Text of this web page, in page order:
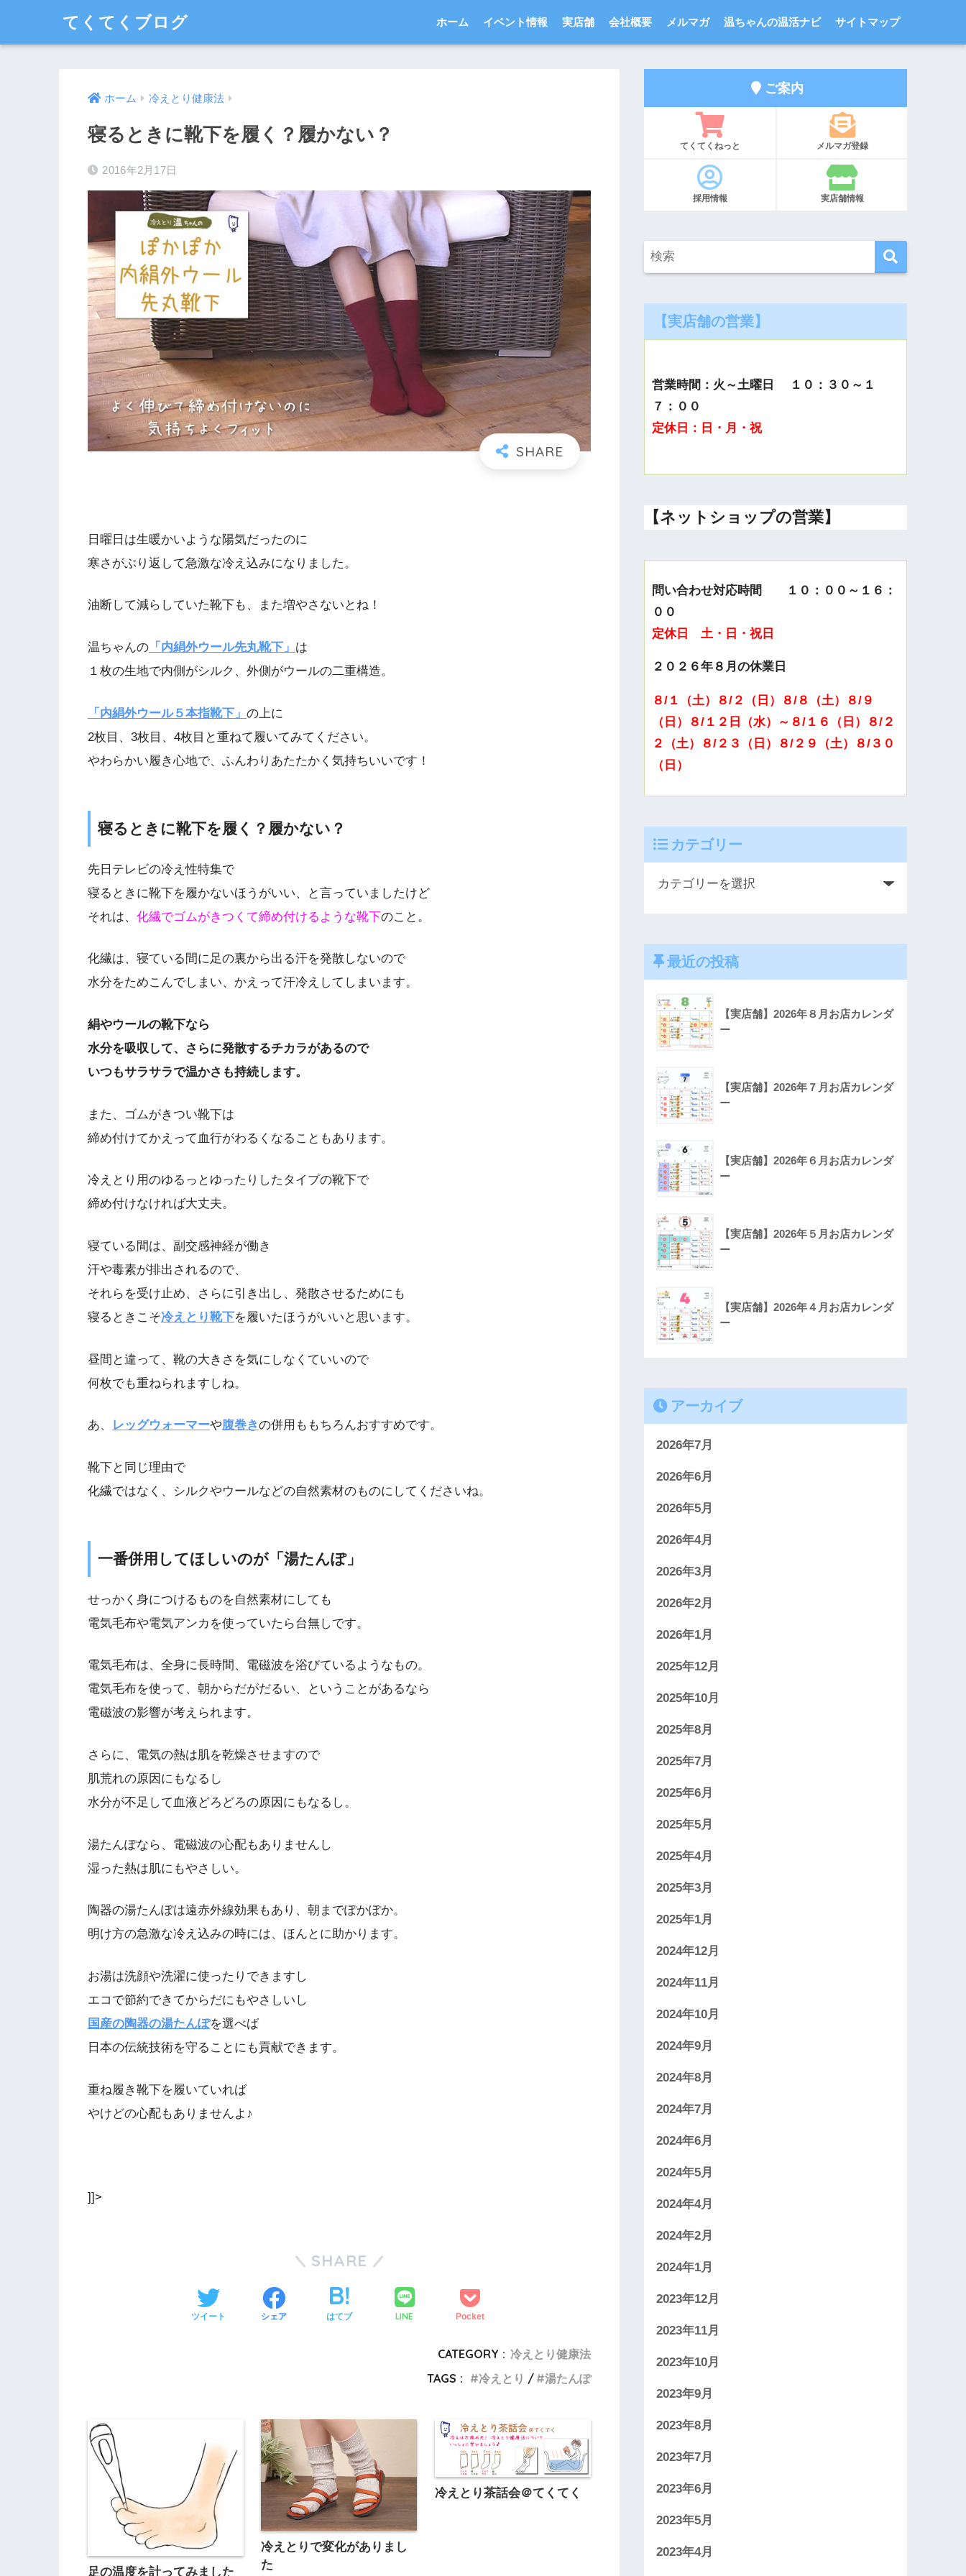
てくてくブログ ホーム イベント情報 実店舗 会社概要 メルマガ 温ちゃんの温活ナビ サイトマップ
ホーム 冷えとり健康法
寝るときに靴下を履く？履かない？
2016年2月17日
日曜日は生暖かいような陽気だったのに
寒さがぶり返して急激な冷え込みになりました。
油断して減らしていた靴下も、また増やさないとね！
温ちゃんの 「内絹外ウール先丸靴下」 は
１枚の生地で内側がシルク、外側がウールの二重構造。
「内絹外ウール５本指靴下」 の上に
2枚目、3枚目、4枚目と重ねて履いてみてください。
やわらかい履き心地で、ふんわりあたたかく気持ちいいです！
寝るときに靴下を履く？履かない？
先日テレビの冷え性特集で
寝るときに靴下を履かないほうがいい、と言っていましたけど
それは、 化繊でゴムがきつくて締め付けるような靴下のこと。
化繊は、寝ている間に足の裏から出る汗を発散しないので
水分をためこんでしまい、かえって汗冷えしてしまいます。
絹やウールの靴下なら
水分を吸収して、さらに発散するチカラがあるので
いつもサラサラで温かさも持続します。
また、ゴムがきつい靴下は
締め付けてかえって血行がわるくなることもあります。
冷えとり用のゆるっとゆったりしたタイプの靴下で
締め付けなければ大丈夫。
寝ている間は、副交感神経が働き
汗や毒素が排出されるので、
それらを受け止め、さらに引き出し、発散させるためにも
寝るときこそ冷えとり靴下を履いたほうがいいと思います。
昼間と違って、靴の大きさを気にしなくていいので
何枚でも重ねられますしね。
あ、 レッグウォーマーや腹巻きの併用ももちろんおすすめです。
靴下と同じ理由で
化繊ではなく、シルクやウールなどの自然素材のものにしてくださいね。
一番併用してほしいのが「湯たんぽ」
せっかく身につけるものを自然素材にしても
電気毛布や電気アンカを使っていたら台無しです。
電気毛布は、全身に長時間、電磁波を浴びているようなもの。
電気毛布を使って、朝からだがだるい、ということがあるなら
電磁波の影響が考えられます。
さらに、電気の熱は肌を乾燥させますので
肌荒れの原因にもなるし
水分が不足して血液どろどろの原因にもなるし。
湯たんぽなら、電磁波の心配もありませんし
湿った熱は肌にもやさしい。
陶器の湯たんぽは遠赤外線効果もあり、朝までぽかぽか。
明け方の急激な冷え込みの時には、ほんとに助かります。
お湯は洗顔や洗濯に使ったりできますし
エコで節約できてからだにもやさしいし
国産の陶器の湯たんぽを選べば
日本の伝統技術を守ることにも貢献できます。
重ね履き靴下を履いていれば
やけどの心配もありませんよ♪
]]>
SHARE
ツイート シェア はてブ LINE Pocket
CATEGORY : 冷えとり健康法
TAGS :
冷えとり 湯たんぽ
足の温度を計ってみました
冷えとりで変化がありまし
た
冷えとり茶話会＠てくてく
ご案内
てくてくねっと メルマガ登録
採用情報 実店舗情報
【実店舗の営業】
営業時間：火～土曜日 １０：３０～１
７：００
定休日：日・月・祝
【ネットショップの営業】
問い合わせ対応時間 １０：００～１６：
００
定休日 土・日・祝日
２０２６年８月の休業日
８/１（土）８/２（日）８/８（土）８/９
（日）８/１２日（水）～８/１６（日）８/２
２（土）８/２３（日）８/２９（土）８/３０
（日）
カテゴリー
最近の投稿
【実店舗】2026年８月お店カレンダ
ー
【実店舗】2026年７月お店カレンダ
ー
【実店舗】2026年６月お店カレンダ
ー
【実店舗】2026年５月お店カレンダ
ー
【実店舗】2026年４月お店カレンダ
ー
アーカイブ
2026年7月
2026年6月
2026年5月
2026年4月
2026年3月
2026年2月
2026年1月
2025年12月
2025年10月
2025年8月
2025年7月
2025年6月
2025年5月
2025年4月
2025年3月
2025年1月
2024年12月
2024年11月
2024年10月
2024年9月
2024年8月
2024年7月
2024年6月
2024年5月
2024年4月
2024年2月
2024年1月
2023年12月
2023年11月
2023年10月
2023年9月
2023年8月
2023年7月
2023年6月
2023年5月
2023年4月